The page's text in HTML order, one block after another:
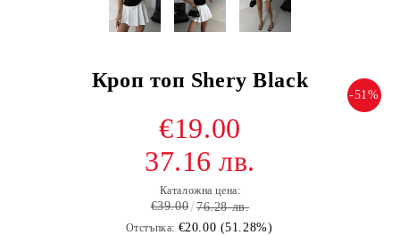
Кроп топ Shery Black
-51%
€19.00
37.16 лв.
Каталожна цена:
€39.00 76.28 лв.
Отстъпка: €20.00 (51.28%)